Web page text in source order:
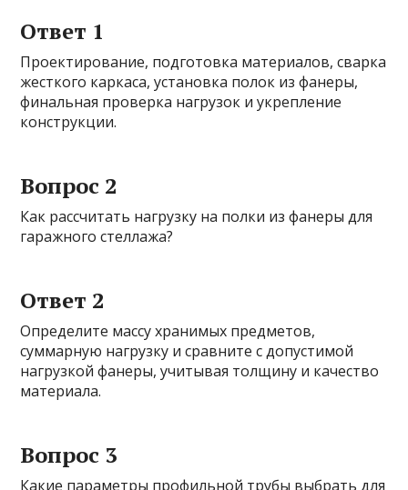
Ответ 1
Проектирование, подготовка материалов, сварка
жесткого каркаса, установка полок из фанеры,
финальная проверка нагрузок и укрепление
конструкции.
Вопрос 2
Как рассчитать нагрузку на полки из фанеры для
гаражного стеллажа?
Ответ 2
Определите массу хранимых предметов,
суммарную нагрузку и сравните с допустимой
нагрузкой фанеры, учитывая толщину и качество
материала.
Вопрос 3
Какие параметры профильной трубы выбрать для